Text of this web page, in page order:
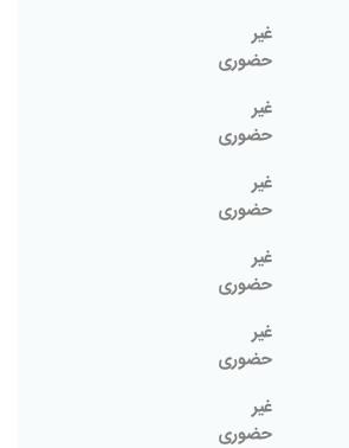
غیر
حضوری
غیر
حضوری
غیر
حضوری
غیر
حضوری
غیر
حضوری
غیر
حضوری